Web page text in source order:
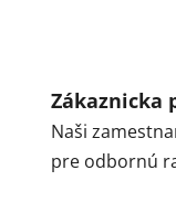
Zákaznicka
Naši
pre odbornú